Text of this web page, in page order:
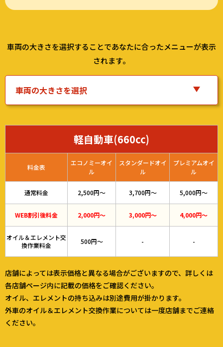
車両の大きさを選択することであなたに合ったメニューが表示
されます。
軽自動車(660cc)
料金表
エコノミーオイ
ル
スタンダードオイ
ル
プレミアムオイ
ル
通常料金 2,500円～ 3,700円～ 5,000円～
WEB割引後料金 2,000円～ 3,000円～ 4,000円～
オイル＆エレメント交
換作業料金
500円～ - -
店舗によっては表示価格と異なる場合がございますので、詳しくは
各店舗ページ内に記載の価格をご確認ください。
オイル、エレメントの持ち込みは別途費用が掛かります。
外車のオイル＆エレメント交換作業については一度店舗までご連絡
ください。